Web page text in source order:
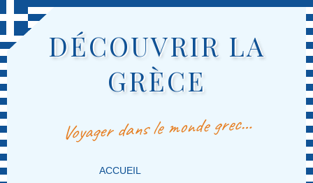
DÉCOUVRIR LA
GRÈCE
Voyager dans le monde grec…
MENU PRINCIPAL
MASQUER LA NAVIGATION PRINCIPALE
MASQUER LA NAVIGATION SECONDAIRE
ACCUEIL